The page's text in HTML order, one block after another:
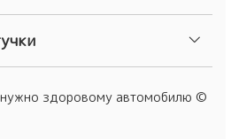
здоровому автомобилю ©